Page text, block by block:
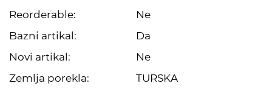
Reorderable:
Ne
Bazni artikal:
Da
Novi artikal:
Ne
Zemlja porekla:
TURSKA